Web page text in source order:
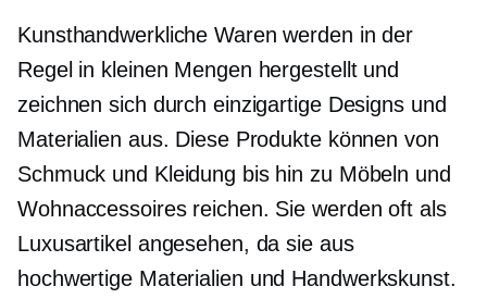
Kunsthandwerkliche Waren werden in der
Regel in kleinen Mengen hergestellt und
zeichnen sich durch einzigartige Designs und
Materialien aus. Diese Produkte können von
Schmuck und Kleidung bis hin zu Möbeln und
Wohnaccessoires reichen. Sie werden oft als
Luxusartikel angesehen, da sie aus
hochwertigeMaterialien und Handwerkskunst.